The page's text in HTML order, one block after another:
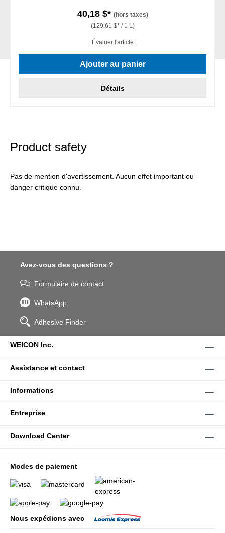
40,18 $* (hors taxes)
(129,61 $* / 1 L)
Évaluer l'article
Ajouter au panier
Détails
Product safety
Pas de mention d'avertissement. Aucun effet important ou
danger critique connu.
Avez-vous des questions ?
Formulaire de contact
WhatsApp
Adhesive Finder
WEICON Inc.
Assistance et contact
Informations
Entreprise
Download Center
Modes de paiement
Nous expédions avec